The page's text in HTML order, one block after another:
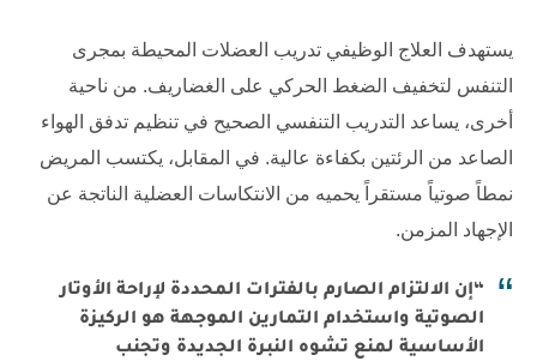
يستهدف العلاج الوظيفي تدريب العضلات المحيطة بمجرى
التنفس لتخفيف الضغط الحركي على الغضاريف. من ناحية
أخرى، يساعد التدريب التنفسي الصحيح في تنظيم تدفق الهواء
الصاعد من الرئتين بكفاءة عالية. في المقابل، يكتسب المريض
نمطاً صوتياً مستقراً يحميه من الانتكاسات العضلية الناتجة عن
الإجهاد المزمن.
“إن الالتزام الصارم بالفترات المحددة لإراحة الأوتار
الصوتية واستخدام التمارين الموجهة هو الركيزة
الأساسية لمنع تشوه النبرة الجديدة وتجنب